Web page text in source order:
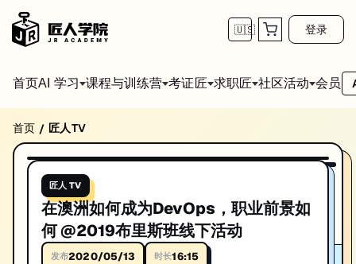
🇺🇸 登录
首页AI 学习 课程与训练营 考证匠 求职匠 社区活动 会员
在澳洲如何成为DevOps，职业前景如何
在澳洲如何成为DevOps，职业前景如何 @2019布里斯班线下活动。
时长: 16:15
发布日期: 2019/10/15
本视频由匠人学院提供，涵盖IT技术相关知识点，帮助你系统学习和提
首页 / 匠人TV
播放视频
匠人 TV
在澳洲如何成为DevOps，职业前景如
何 @2019布里斯班线下活动
发布2020/05/13 时长16:15